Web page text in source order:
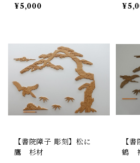
¥5,000
【書院障子 彫刻】松に
鷹 杉材
【
鶴